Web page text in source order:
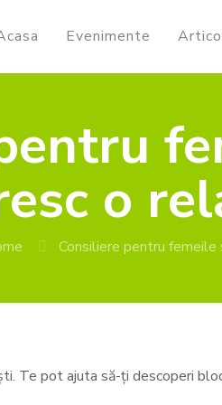
Evenimente
o
Consiliere pentru femeile
Te pot ajuta să-ți descoperi